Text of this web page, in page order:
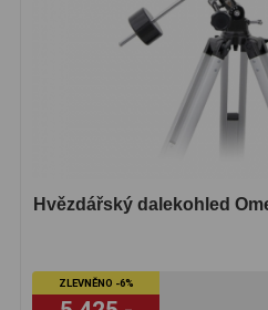
Hvězdářský dalekohled
ZLEVNĚNO -6%